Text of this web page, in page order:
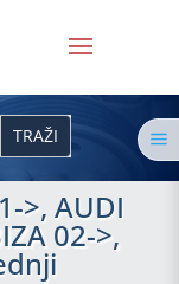
>, AUDI
02->,
a